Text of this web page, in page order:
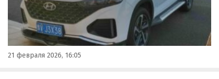
21 февраля 2026, 16:05